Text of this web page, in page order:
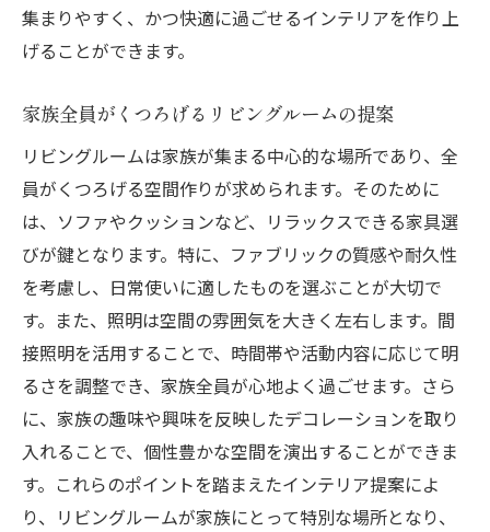
集まりやすく、かつ快適に過ごせるインテリアを作り上
げることができます。
家族全員がくつろげるリビングルームの提案
リビングルームは家族が集まる中心的な場所であり、全
員がくつろげる空間作りが求められます。そのために
は、ソファやクッションなど、リラックスできる家具選
びが鍵となります。特に、ファブリックの質感や耐久性
を考慮し、日常使いに適したものを選ぶことが大切で
す。また、照明は空間の雰囲気を大きく左右します。間
接照明を活用することで、時間帯や活動内容に応じて明
るさを調整でき、家族全員が心地よく過ごせます。さら
に、家族の趣味や興味を反映したデコレーションを取り
入れることで、個性豊かな空間を演出することができま
す。これらのポイントを踏まえたインテリア提案によ
り、リビングルームが家族にとって特別な場所となり、